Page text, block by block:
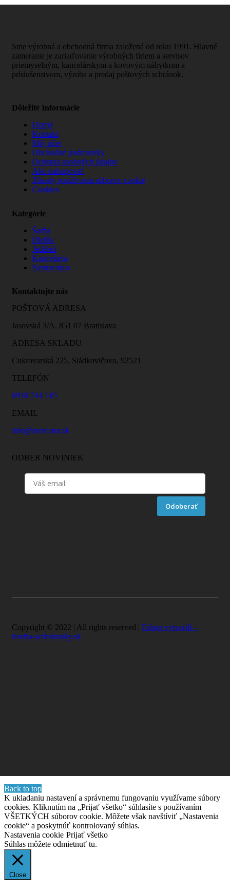
Sme výrobná a obchodná firma založená od roku 1991. Hlavné
zameranie je zariaďovanie výrobných firiem a servisov
priemyselným, kancelárskym a kovovým nábytkom a
príslušenstvom, výroba a predaj poštových schránok.
Dôležité Informácie
Dopyt
Kontakt
Môj účet
Obchodné podmienky
Ochrana osobných údajov
Ako nakupovať
Zásady používania súborov cookie
Cookies
Kategórie
Šatňa
Dielňa
Jedáleň
Kancelária
Nemocnica
Kontaktujte nás
POŠTOVÁ ADRESA
Jasovská 3/A, 851 07 Bratislava
ADRESA SKLADU
Cukrovarská 225, Sládkovičovo, 92521
TELEFÓN
0918 744 145
EMAIL
info@mercator.sk
ODBER NOVINIEK
Odoberať
Copyright © 2022 | All rights reserved | Eshop vytvorili –
tvorba-webstranky.sk
Back to top
K ukladaniu nastavení a správnemu fungovaniu využívame súbory
cookies. Kliknutím na „Prijať všetko“ súhlasíte s používaním
VŠETKÝCH súborov cookie. Môžete však navštíviť „Nastavenia
cookie“ a poskytnúť kontrolovaný súhlas.
Nastavenia cookie Prijať všetko
Súhlas môžete odmietnuť tu.
Close